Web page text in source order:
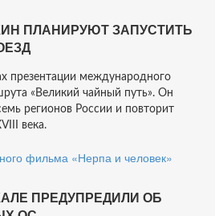
ПЛАНИРУЮТ ЗАПУСТИТЬ
презентации международного
«Великий чайный путь». Он
регионов России и повторит
века.
ПРЕДУПРЕДИЛИ ОБ